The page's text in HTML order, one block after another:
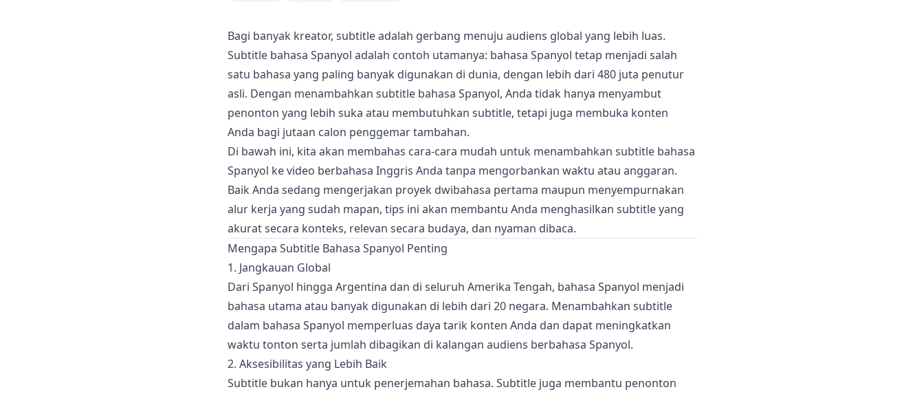
Bagi banyak kreator, subtitle adalah gerbang menuju audiens global yang lebih luas.
Subtitle bahasa Spanyol adalah contoh utamanya: bahasa Spanyol tetap menjadi salah
satu bahasa yang paling banyak digunakan di dunia, dengan lebih dari 480 juta penutur
asli. Dengan menambahkan subtitle bahasa Spanyol, Anda tidak hanya menyambut
penonton yang lebih suka atau membutuhkan subtitle, tetapi juga membuka konten
Anda bagi jutaan calon penggemar tambahan.
Di bawah ini, kita akan membahas cara-cara mudah untuk menambahkan subtitle bahasa
Spanyol ke video berbahasa Inggris Anda tanpa mengorbankan waktu atau anggaran.
Baik Anda sedang mengerjakan proyek dwibahasa pertama maupun menyempurnakan
alur kerja yang sudah mapan, tips ini akan membantu Anda menghasilkan subtitle yang
akurat secara konteks, relevan secara budaya, dan nyaman dibaca.
Mengapa Subtitle Bahasa Spanyol Penting
1. Jangkauan Global
Dari Spanyol hingga Argentina dan di seluruh Amerika Tengah, bahasa Spanyol menjadi
bahasa utama atau banyak digunakan di lebih dari 20 negara. Menambahkan subtitle
dalam bahasa Spanyol memperluas daya tarik konten Anda dan dapat meningkatkan
waktu tonton serta jumlah dibagikan di kalangan audiens berbahasa Spanyol.
2. Aksesibilitas yang Lebih Baik
Subtitle bukan hanya untuk penerjemahan bahasa. Subtitle juga membantu penonton